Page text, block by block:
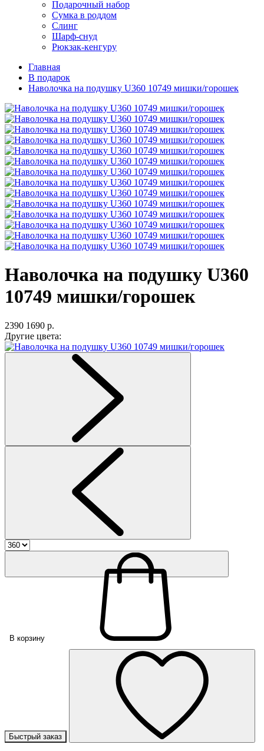
Подарочный набор
Сумка в роддом
Слинг
Шарф-снуд
Рюкзак-кенгуру
Главная
В подарок
Наволочка на подушку U360 10749 мишки/горошек
Наволочка на подушку U360
10749 мишки/горошек
2390 1690 р.
Другие цвета:
В корзину
Быстрый заказ